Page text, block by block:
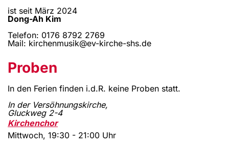
ist seit März 2024
Dong-Ah Kim
Telefon: 0176 8792 2769
Mail: kirchenmusik@ev-kirche-shs.de
Proben
In den Ferien finden i.d.R. keine Proben statt.
In der Versöhnungskirche,
Gluckweg 2-4
Kirchenchor
Mittwoch, 19:30 - 21:00 Uhr